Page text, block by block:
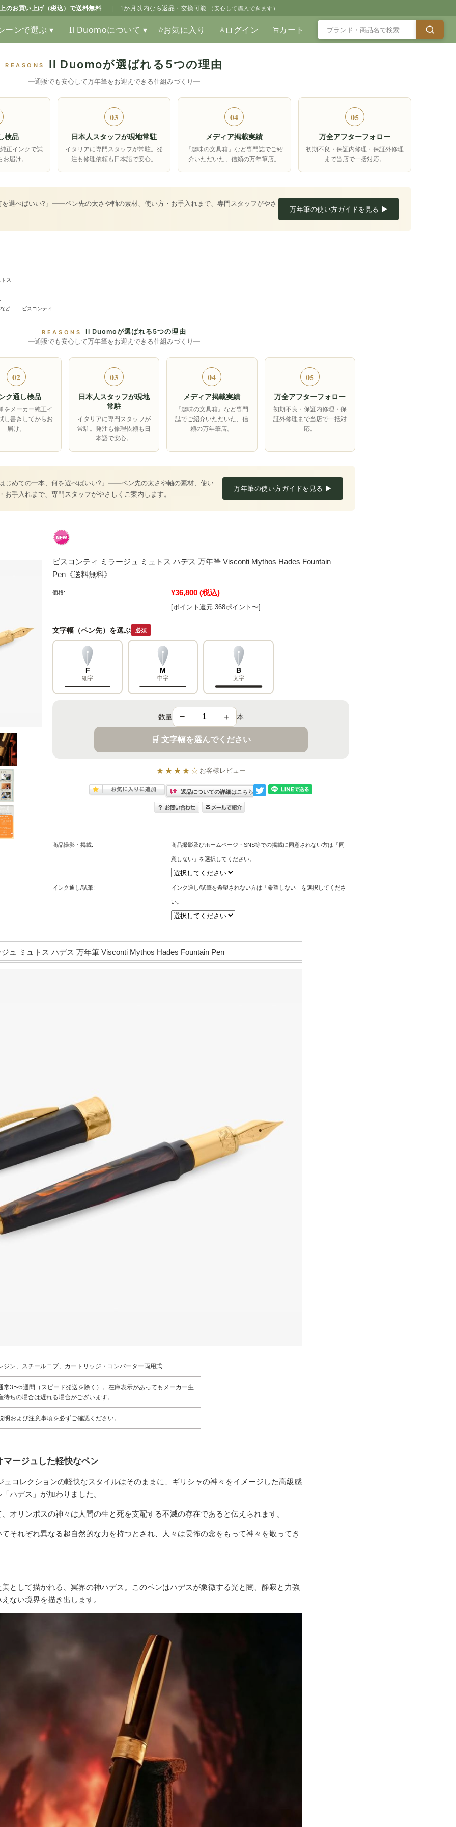
のお買い上げ（税込）で送料無料 1か月以内なら返品・交換可能 （安心して購入できます）
ーンで選ぶ ▾ Il Duomoについて ▾ お気に入り ログイン カート
REASONS Il Duomoが選ばれる5つの理由
―通販でも安心して万年筆をお迎えできる仕組みづくり―
検品
正インクで試
届け。
03
日本人スタッフが現地常駐
イタリアに専門スタッフが常駐。発
注も修理依頼も日本語で安心。
04
メディア掲載実績
『趣味の文具箱』など専門誌でご紹
介いただいた、信頼の万年筆店。
05
万全アフターフォロー
初期不良・保証内修理・保証外修理
まで当店で一括対応。
選べばいい?」――ペン先の太さや軸の素材、使い方・お手入れまで、専門スタッフがやさ
万年筆の使い方ガイドを見る ▶
ス
ど
ビスコンティ
REASONS Il Duomoが選ばれる5つの理由
―通販でも安心して万年筆をお迎えできる仕組みづくり―
02
ク通し検品
をメーカー純正イ
し書きしてからお
届け。
03
日本人スタッフが現地
常駐
イタリアに専門スタッフが
常駐。発注も修理依頼も日
本語で安心。
04
メディア掲載実績
『趣味の文具箱』など専門
誌でご紹介いただいた、信
頼の万年筆店。
05
万全アフターフォロー
初期不良・保証内修理・保
証外修理まで当店で一括対
応。
じめての一本、何を選べばいい?」――ペン先の太さや軸の素材、使い
お手入れまで、専門スタッフがやさしくご案内します。
万年筆の使い方ガイドを見る ▶
ビスコンティ ミラージュ ミュトス ハデス 万年筆 Visconti Mythos Hades Fountain
Pen《送料無料》
価格: ¥36,800 (税込)
[ポイント還元 368ポイント〜]
文字幅（ペン先）を選ぶ 必須
F
細字
M
中字
B
太字
数量 − ＋ 本
🛒 文字幅を選んでください
★★★★☆ お客様レビュー
返品についての詳細はこちら
商品撮影・掲載: 商品撮影及びホームページ・SNS等での掲載に同意されない方は「同
意しない」を選択してください。
インク通し/試筆: インク通し/試筆を希望されない方は「希望しない」を選択してくださ
い。
ュ ミュトス ハデス 万年筆 Visconti Mythos Hades Fountain Pen
ジン、スチールニブ、カートリッジ・コンバーター両用式
常3〜5週間（スピード発送を除く）。在庫表示があってもメーカー生
待ちの場合は遅れる場合がございます。
および注意事項を必ずご確認ください。
マージュした軽快なペン
ュコレクションの軽快なスタイルはそのままに、ギリシャの神々をイメージした高級感
ハデス」が加わりました。
オリンポスの神々は人間の生と死を支配する不滅の存在であると伝えられます。
それぞれ異なる超自然的な力を持つとされ、人々は畏怖の念をもって神々を敬ってき
として描かれる、冥界の神ハデス。このペンはハデスが象徴する光と闇、静寂と力強
ない境界を描き出します。